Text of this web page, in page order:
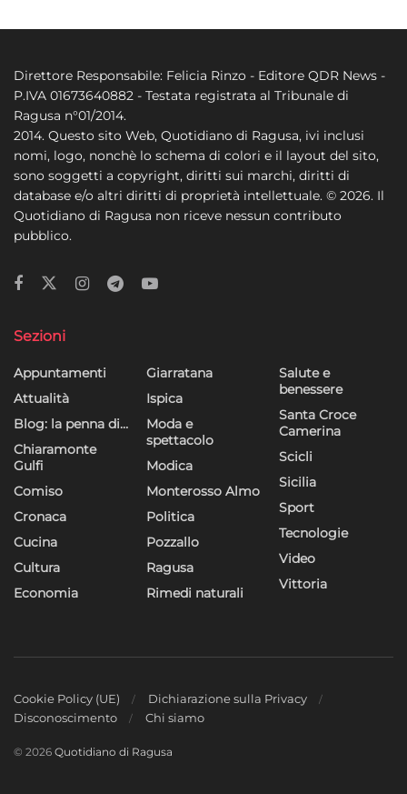
Direttore Responsabile: Felicia Rinzo - Editore QDR News -
P.IVA 01673640882 - Testata registrata al Tribunale di
Ragusa n°01/2014.
2014. Questo sito Web, Quotidiano di Ragusa, ivi inclusi
nomi, logo, nonchè lo schema di colori e il layout del sito,
sono soggetti a copyright, diritti sui marchi, diritti di
database e/o altri diritti di proprietà intellettuale. © 2026. Il
Quotidiano di Ragusa non riceve nessun contributo
pubblico.
Sezioni
Appuntamenti
Attualità
Blog: la penna di…
Chiaramonte
Gulfi
Comiso
Cronaca
Cucina
Cultura
Economia
Giarratana
Ispica
Moda e
spettacolo
Modica
Monterosso Almo
Politica
Pozzallo
Ragusa
Rimedi naturali
Salute e
benessere
Santa Croce
Camerina
Scicli
Sicilia
Sport
Tecnologie
Video
Vittoria
Cookie Policy (UE)
Dichiarazione sulla Privacy
Disconoscimento
Chi siamo
© 2026 Quotidiano di Ragusa